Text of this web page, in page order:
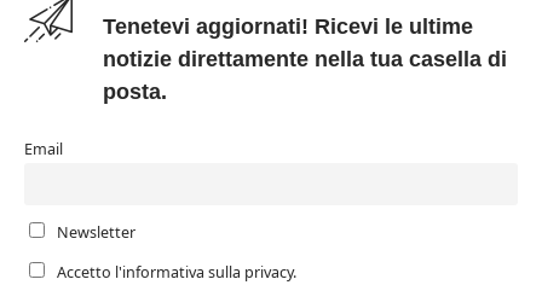
Tenetevi aggiornati! Ricevi le ultime
notizie direttamente nella tua casella di
posta.
Email
Newsletter
Accetto l'informativa sulla privacy.